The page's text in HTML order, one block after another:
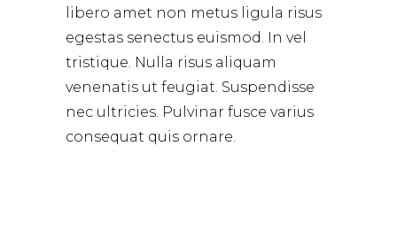
libero amet non metus ligula risus
egestas senectus euismod. In vel
tristique. Nulla risus aliquam
venenatis ut feugiat. Suspendisse
nec ultricies. Pulvinar fusce varius
consequat quis ornare.